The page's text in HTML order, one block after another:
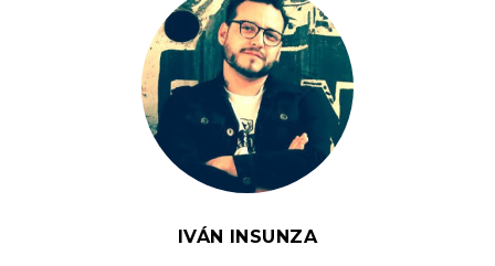
IVÁN INSUNZA